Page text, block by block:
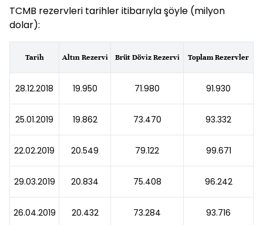
TCMB rezervleri tarihler itibarıyla şöyle (milyon
dolar):
Tarih Altın Rezervi Brüt Döviz Rezervi Toplam Rezervler
28.12.2018 19.950 71.980 91.930
25.01.2019 19.862 73.470 93.332
22.02.2019 20.549 79.122 99.671
29.03.2019 20.834 75.408 96.242
26.04.2019 20.432 73.284 93.716